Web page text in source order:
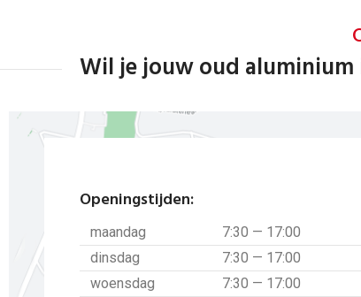
Wil je jouw oud
Openingstijden:
maandag
7:30 — 17:00
dinsdag
7:30 — 17:00
woensdag
7:30 — 17:00